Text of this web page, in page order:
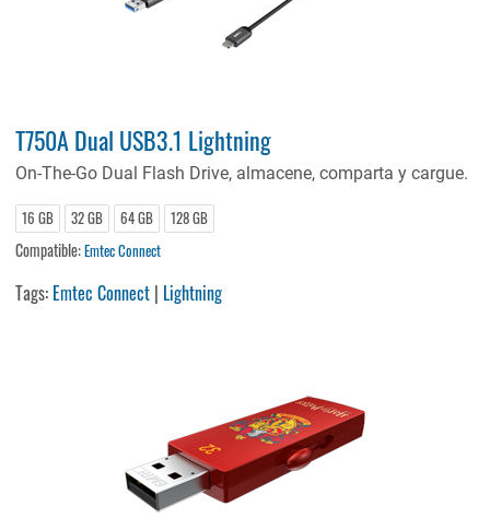
T750A Dual USB3.1 Lightning
On-The-Go Dual Flash Drive, almacene, comparta y cargue.
16 GB 32 GB 64 GB 128 GB
Compatible:Emtec Connect
Tags: Emtec Connect | Lightning